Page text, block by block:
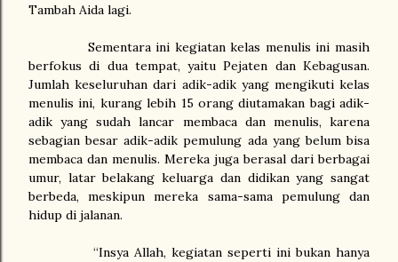
Tambah Aida lagi.
Sementara ini kegiatan kelas menulis ini masih
berfokus di dua tempat, yaitu Pejaten dan Kebagusan.
Jumlah keseluruhan dari adik-adik yang mengikuti kelas
menulis ini, kurang lebih 15 orang diutamakan bagi adik-
adik yang sudah lancar membaca dan menulis, karena
sebagian besar adik-adik pemulung ada yang belum bisa
membaca dan menulis. Mereka juga berasal dari berbagai
umur, latar belakang keluarga dan didikan yang sangat
berbeda, meskipun mereka sama-sama pemulung dan
hidup di jalanan.
“Insya Allah, kegiatan seperti ini bukan hanya